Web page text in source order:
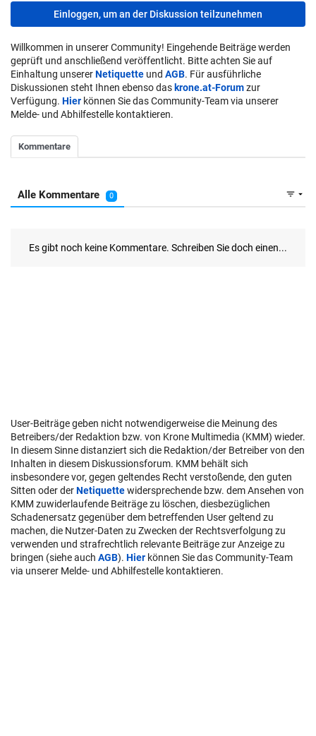
Einloggen, um an der Diskussion teilzunehmen
Willkommen in unserer Community! Eingehende Beiträge werden
geprüft und anschließend veröffentlicht. Bitte achten Sie auf
Einhaltung unsererNetiquette und AGB. Für ausführliche
Diskussionen steht Ihnen ebenso das krone.at-Forumzur
Verfügung. Hier können Sie das Community-Team via unserer
Melde- und Abhilfestelle kontaktieren.
User-Beiträge geben nicht notwendigerweise die Meinung des
Betreibers/der Redaktion bzw. von Krone Multimedia (KMM) wieder.
In diesem Sinne distanziert sich die Redaktion/der Betreiber von den
Inhalten in diesem Diskussionsforum. KMM behält sich
insbesondere vor, gegen geltendes Recht verstoßende, den guten
Sitten oder derNetiquettewidersprechende bzw. dem Ansehen von
KMM zuwiderlaufende Beiträge zu löschen, diesbezüglichen
Schadenersatz gegenüber dem betreffenden User geltend zu
machen, die Nutzer-Daten zu Zwecken der Rechtsverfolgung zu
verwenden und strafrechtlich relevante Beiträge zur Anzeige zu
bringen (siehe auch AGB). Hier können Sie das Community-Team
via unserer Melde- und Abhilfestelle kontaktieren.